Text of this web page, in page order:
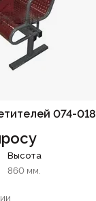
074-018
Высота
860 мм.